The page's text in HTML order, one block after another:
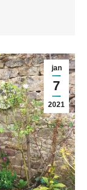
jan
7
2021